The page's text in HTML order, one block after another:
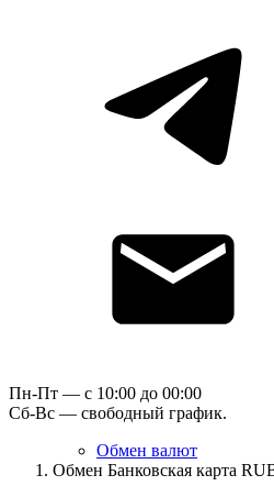
Пн-Пт — c 10:00 до 00:00
Сб-Вс — свободный график.
Обмен валют
Обмен Банковская карта